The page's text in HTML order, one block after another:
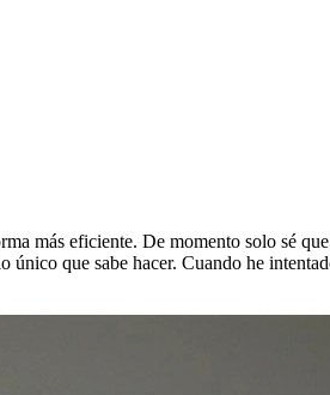
más eficiente. De momento solo sé
que sabe hacer. Cuando he